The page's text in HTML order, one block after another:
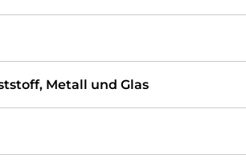
Metall und Glas